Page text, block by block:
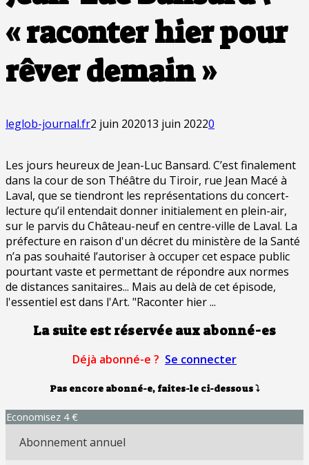
« raconter hier pour
rêver demain »
leglob-journal.fr2 juin 202013 juin 20220
Les jours heureux de Jean-Luc Bansard. C’est finalement
dans la cour de son Théâtre du Tiroir, rue Jean Macé à
Laval, que se tiendront les représentations du concert-
lecture qu’il entendait donner initialement en plein-air,
sur le parvis du Château-neuf en centre-ville de Laval. La
préfecture en raison d'un décret du ministère de la Santé
n’a pas souhaité l’autoriser à occuper cet espace public
pourtant vaste et permettant de répondre aux normes
de distances sanitaires... Mais au delà de cet épisode,
l'essentiel est dans l'Art. "Raconter hier ...
La suite est réservée aux abonné-es
Déjà abonné-e ? Se connecter
Pas encore abonné-e, faites-le ci-dessous⤵
Economisez 4 €
Abonnement annuel